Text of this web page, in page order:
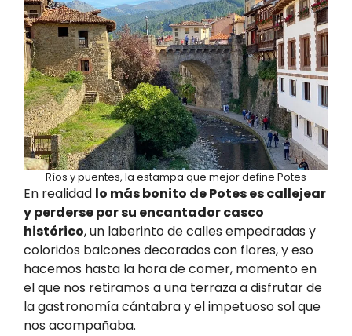
Ríos y puentes, la estampa que mejor define Potes
En realidad lo más bonito de Potes es callejear
y perderse por su encantador casco
histórico, un laberinto de calles empedradas y
coloridos balcones decorados con flores, y eso
hacemos hasta la hora de comer, momento en
el que nos retiramos a una terraza a disfrutar de
la gastronomía cántabra y el impetuoso sol que
nos acompañaba.